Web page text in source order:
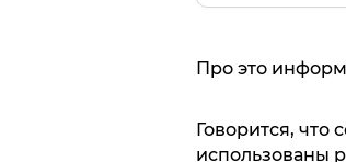
Про это
Говорится,
использованы